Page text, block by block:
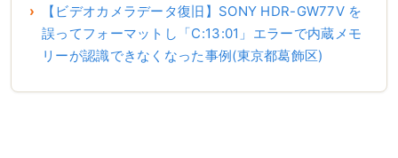
【ビデオカメラデータ復旧】SONY HDR-GW77V を
誤ってフォーマットし「C:13:01」エラーで内蔵メモ
リーが認識できなくなった事例(東京都葛飾区)